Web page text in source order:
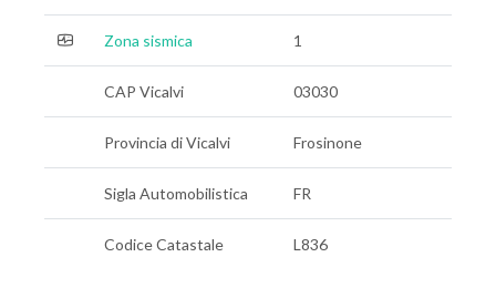
Zona sismica 1
CAP Vicalvi 03030
Provincia di Vicalvi Frosinone
Sigla Automobilistica FR
Codice Catastale L836